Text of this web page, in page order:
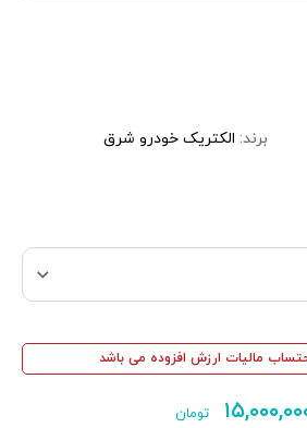
برند: الکتریک خودرو شرق
مالیات ارزش افزوده می باشد
تومان